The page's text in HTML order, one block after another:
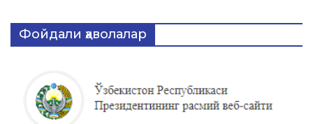
Фойдали ҳаволалар